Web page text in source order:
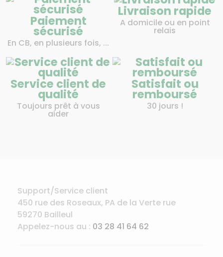
Paiement
sécurisé
En CB, en plusieurs fois, ...
Livraison rapide
A domicile ou en point
relais
Service client de
qualité
Toujours prêt à vous
aider
Satisfait ou
remboursé
30 jours !
Support/Service client
450 rue des Roseaux, PA de la Verte rue
59270 Bailleul
Appelez-nous au : 03 28 41 64 62